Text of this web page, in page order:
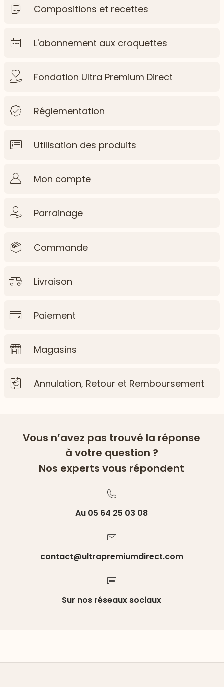
Compositions et recettes
L'abonnement aux croquettes
Fondation Ultra Premium Direct
Réglementation
Utilisation des produits
Mon compte
Parrainage
Commande
Livraison
Paiement
Magasins
Annulation, Retour et Remboursement
Vous n’avez pas trouvé la réponse
à votre question ?
Nos experts vous répondent
Au 05 64 25 03 08
contact@ultrapremiumdirect.com
Sur nos réseaux sociaux